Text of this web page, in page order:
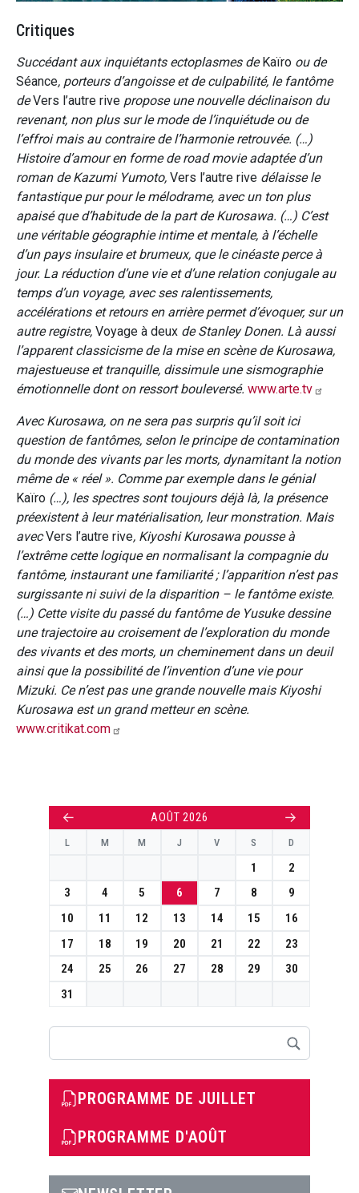
Critiques
Succédant aux inquiétants ectoplasmes deKaïro ou de
Séance, porteurs d’angoisse et de culpabilité, le fantôme
deVers l’autre rive propose une nouvelle déclinaison du
revenant, non plus sur le mode de l’inquiétude ou de
l’effroi mais au contraire de l’harmonie retrouvée. (…)
Histoire d’amour en forme de road movie adaptée d’un
roman de Kazumi Yumoto, Vers l’autre rive délaisse le
fantastique pur pour le mélodrame, avec un ton plus
apaisé que d’habitude de la part de Kurosawa. (…) C’est
une véritable géographie intime et mentale, à l’échelle
d’un pays insulaire et brumeux, que le cinéaste perce à
jour. La réduction d’une vie et d’une relation conjugale au
temps d’un voyage, avec ses ralentissements,
accélérations et retours en arrière permet d’évoquer, sur un
autre registre, Voyage à deux de Stanley Donen. Là aussi
l’apparent classicisme de la mise en scène de Kurosawa,
majestueuse et tranquille, dissimule une sismographie
émotionnelle dont on ressort bouleversé. www.arte.tv
Avec Kurosawa, on ne sera pas surpris qu’il soit ici
question de fantômes, selon le principe de contamination
du monde des vivants par les morts, dynamitant la notion
même de « réel ». Comme par exemple dans le génial
Kaïro (…), les spectres sont toujours déjà là, la présence
préexistent à leur matérialisation, leur monstration. Mais
avecVers l’autre rive, Kiyoshi Kurosawa pousse à
l’extrême cette logique en normalisant la compagnie du
fantôme, instaurant une familiarité ; l’apparition n’est pas
surgissante ni suivi de la disparition – le fantôme existe.
(…) Cette visite du passé du fantôme de Yusuke dessine
une trajectoire au croisement de l’exploration du monde
des vivants et des morts, un cheminement dans un deuil
ainsi que la possibilité de l’invention d’une vie pour
Mizuki. Ce n’est pas une grande nouvelle mais Kiyoshi
Kurosawa est un grand metteur en scène.
www.critikat.com
← AOÛT 2026 →
L M M J V S D
1
2
3
4 5 6 7 8
9
10
11 12 13 14 15
16
17
18 19 20 21 22
23
24
25 26 27 28 29
30
31
PROGRAMME DE JUILLET
PROGRAMME D'AOÛT